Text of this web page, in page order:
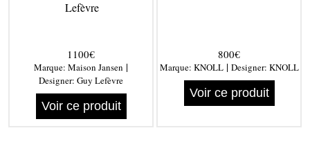
Lefèvre
1100€
Marque: Maison Jansen |
Designer: Guy Lefèvre
Voir ce produit
800€
Marque: KNOLL| Designer: KNOLL
Voir ce produit